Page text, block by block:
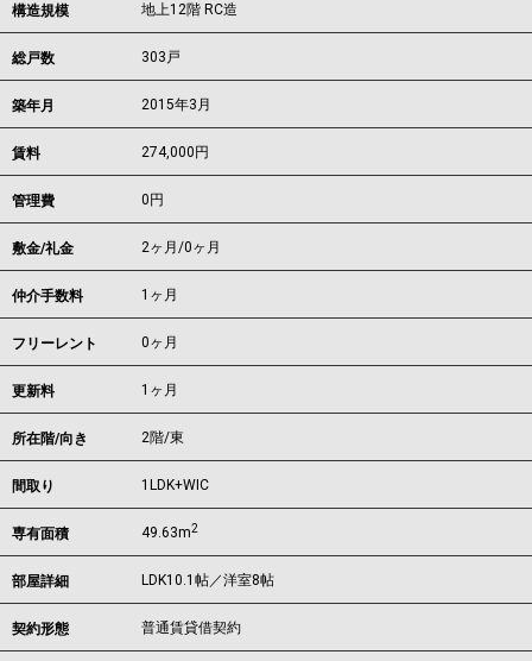
構造規模 地上12階 RC造
総戸数 303戸
築年月 2015年3月
賃料 274,000 円
管理費 0円
敷金/礼金 2ヶ月/0ヶ月
仲介手数料 1ヶ月
フリーレント 0ヶ月
更新料 1ヶ月
所在階/向き 2階/東
間取り 1LDK+WIC
専有面積 49.63m2
部屋詳細 LDK10.1帖／洋室8帖
契約形態 普通賃貸借契約